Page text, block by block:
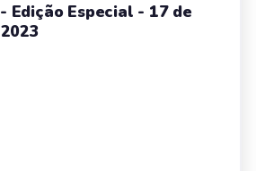
Edição Especial - 17 de